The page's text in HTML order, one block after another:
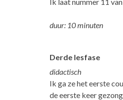
duur: 10 minuten
Derde lesfase
didactisch
Ik ga ze het eerste
de eerste keer